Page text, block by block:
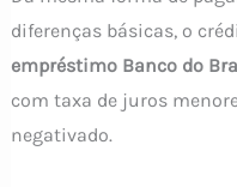
diferenças básicas, o
empréstimo Banco do
com taxa de juros
negativado.